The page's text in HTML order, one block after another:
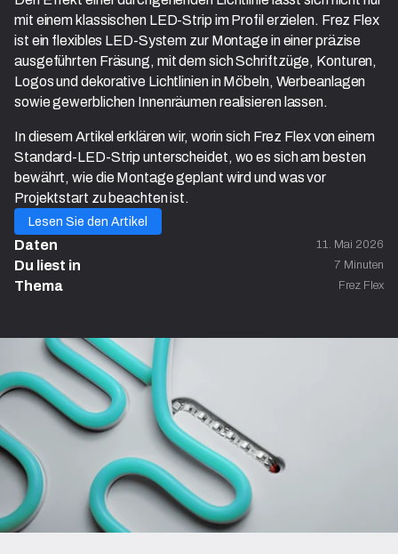
mit einem klassischen LED-Strip im Profil erzielen. Frez Flex
ist ein flexibles LED-System zur Montage in einer präzise
ausgeführten Fräsung, mit dem sich Schriftzüge, Konturen,
Logos und dekorative Lichtlinien in Möbeln, Werbeanlagen
sowie gewerblichen Innenräumen realisieren lassen.
In diesem Artikel erklären wir, worin sich Frez Flex von einem
Standard-LED-Strip unterscheidet, wo es sich am besten
bewährt, wie die Montage geplant wird und was vor
Projektstart zu beachten ist.
Lesen Sie den Artikel
Daten 11. Mai 2026
Du liest in 7 Minuten
Thema Frez Flex